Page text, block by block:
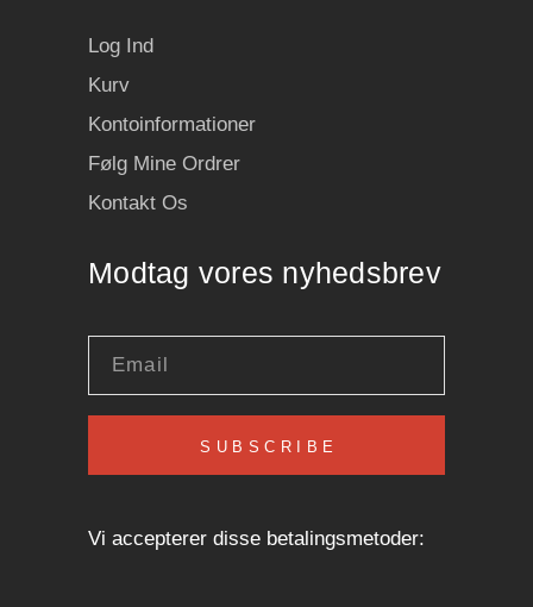
Log Ind
Kurv
Kontoinformationer
Følg Mine Ordrer
Kontakt Os
Modtag vores nyhedsbrev
SUBSCRIBE
Vi accepterer disse betalingsmetoder: